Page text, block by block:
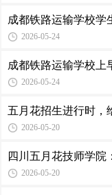
成都铁路运输学校学
2026-05-24
成都铁路运输学校上
2026-05-24
五月花招生进行时，
2026-05-20
四川五月花技师学院
2026-05-20